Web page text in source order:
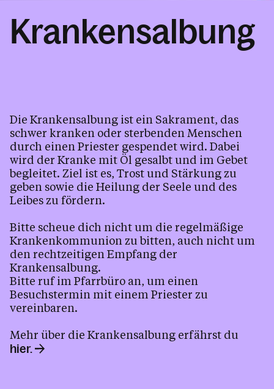
Krankensalbung
Junge Kirche
Pfarrblatt
Tod, Beerdigung und Trauer
Kalender
Personen
Krankensalbung
Die Krankensalbung ist ein Sakrament, das
schwer kranken oder sterbenden Menschen
durch einen Priester gespendet wird. Dabei
wird der Kranke mit Öl gesalbt und im Gebet
begleitet. Ziel ist es, Trost und Stärkung zu
geben sowie die Heilung der Seele und des
Leibes zu fördern.
Bitte scheue dich nicht um die regelmäßige
Krankenkommunion zu bitten, auch nicht um
den rechtzeitigen Empfang der
Krankensalbung.
Bitte ruf im Pfarrbüro an, um einen
Besuchstermin mit einem Priester zu
vereinbaren.
Mehr über die Krankensalbung erfährst du
hier.